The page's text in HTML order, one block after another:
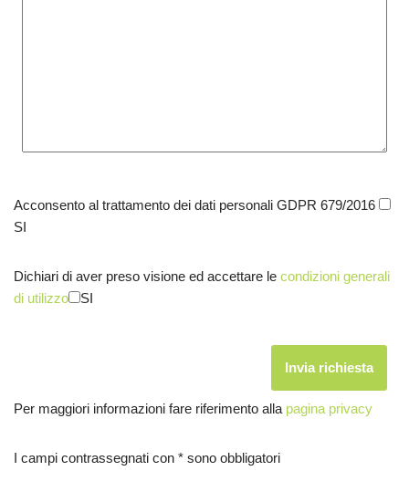
Acconsento al trattamento dei dati personali GDPR 679/2016
SI
Dichiari di aver preso visione ed accettare le condizioni generali
di utilizzo
SI
Per maggiori informazioni fare riferimento alla pagina privacy
I campi contrassegnati con * sono obbligatori